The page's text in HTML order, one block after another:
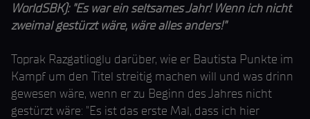
WorldSBK): "Es war ein seltsames Jahr! Wenn ich nicht
zweimal gestürzt wäre, wäre alles anders!"
Toprak Razgatlioglu darüber, wie er Bautista Punkte im
Kampf um den Titel streitig machen will und was drinn
gewesen wäre, wenn er zu Beginn des Jahres nicht
gestürzt wäre: "Es ist das erste Mal, dass ich hier